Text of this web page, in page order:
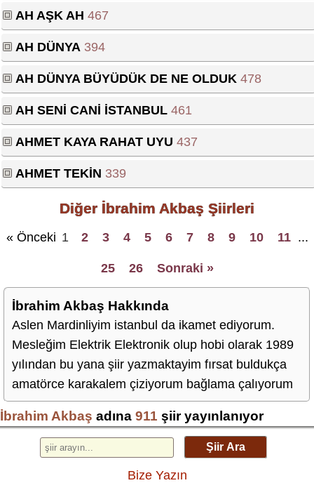
AH AŞK AH 467
AH DÜNYA 394
AH DÜNYA BÜYÜDÜK DE NE OLDUK 478
AH SENİ CANİ İSTANBUL 461
AHMET KAYA RAHAT UYU 437
AHMET TEKİN 339
Diğer İbrahim Akbaş Şiirleri
« Önceki 1 2 3 4 5 6 7 8 9 10 11 ...
25 26 Sonraki »
İbrahim Akbaş Hakkında
Aslen Mardinliyim istanbul da ikamet ediyorum.
Mesleğim Elektrik Elektronik olup hobi olarak 1989
yılından bu yana şiir yazmaktayim fırsat buldukça
amatörce karakalem çiziyorum bağlama çalıyorum
İbrahim Akbaş adına 911 şiir yayınlanıyor
Şiir Ara
Bize Yazın